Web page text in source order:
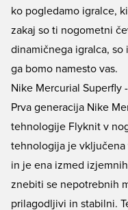
ko pogledamo igralce,
zakaj so ti nogometni
dinamičnega igralca,
ga bomo namesto vas.
Nike Mercurial Superfly
Prva generacija Nike
tehnologije Flyknit v
tehnologija je vključena
in je ena izmed
znebiti se nepotrebnih
prilagodljivi in stabilni.